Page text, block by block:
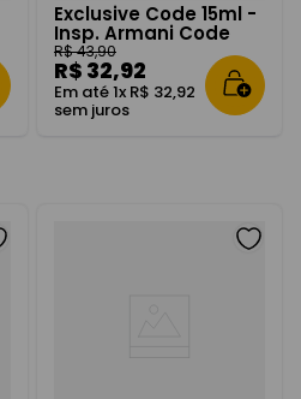
Exclusive Code 15ml -
Insp. Armani Code
R$43,90
R$ 32,92
Em até1x R$ 32,92
sem juros